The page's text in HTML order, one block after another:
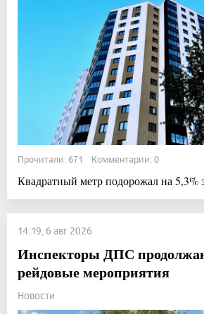
Прочитали: 671 Комментарии: 0
Квадратный метр подорожал на 5,3%
14:19, 6 авг 2026
Инспекторы ДПС
рейдовые мероприятия
Новости